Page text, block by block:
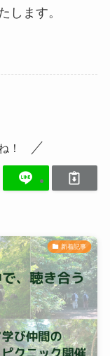
します。
！
新着記事